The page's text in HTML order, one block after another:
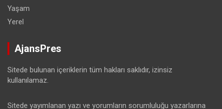
Yaşam
Yerel
AjansPres
Sitede bulunan içeriklerin tüm hakları saklıdır, izinsiz
kullanılamaz.
Sitede yayımlanan yazı ve yorumların sorumluluğu yazarlarına